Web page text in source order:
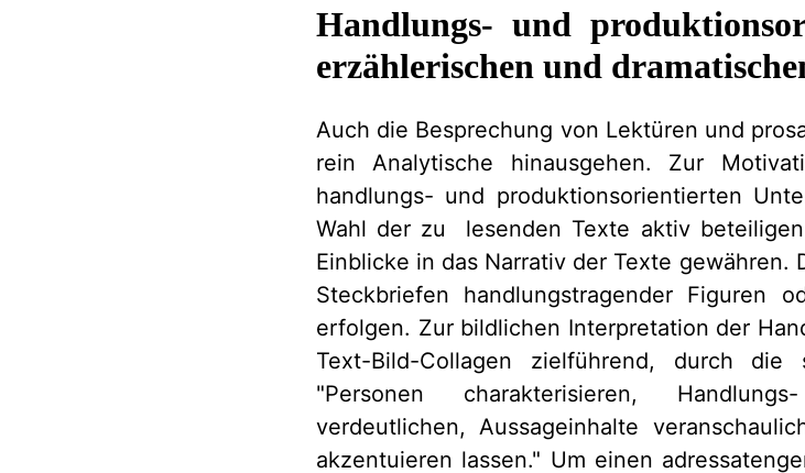
Handlungs- und
erzählerischen und
Auch die Besprechung von Lektüren und
rein Analytische hinausgehen. Zur
handlungs- und produktionsorientierten
Wahl der zu lesenden Texte aktiv
Einblicke in das Narrativ der Texte gewähren.
Steckbriefen handlungstragender Figuren
erfolgen. Zur bildlichen Interpretation der
Text-Bild-Collagen zielführend, durch
"Personen charakterisieren,
verdeutlichen, Aussageinhalte
akzentuieren lassen." Um einen